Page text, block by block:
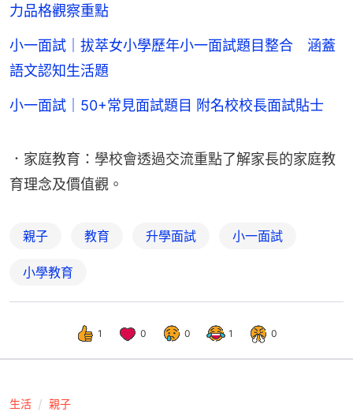
力品格觀察重點
小一面試｜拔萃女小學歷年小一面試題目整合 涵蓋
語文認知生活題
小一面試｜50+常見面試題目 附名校校長面試貼士
．家庭教育：學校會透過交流重點了解家長的家庭教
育理念及價值觀。
親子 教育 升學面試 小一面試
小學教育
1 0 0 1 0
生活 親子